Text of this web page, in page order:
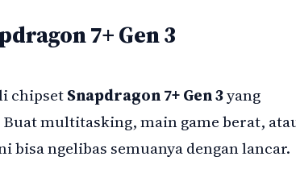
7+ Gen 3
chipsetSnapdragon 7+ Gen 3yang
multitasking, main game berat,
ngelibas semuanya dengan lancar.